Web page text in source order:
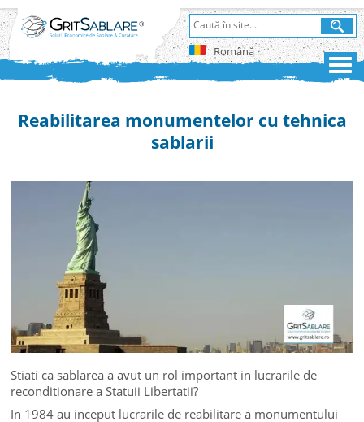
Română
Reabilitarea monumentelor cu tehnica
sablarii
Stiati ca sablarea a avut un rol important in lucrarile de
reconditionare a Statuii Libertatii?
In 1984 au inceput lucrarile de reabilitare a monumentului